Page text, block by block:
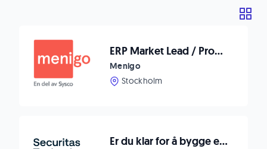
ERP Market Lead / Program Manager
Menigo
Stockholm
Er du klar for å bygge eller videreutvikle din karriere innen teknisk sikkerhet?